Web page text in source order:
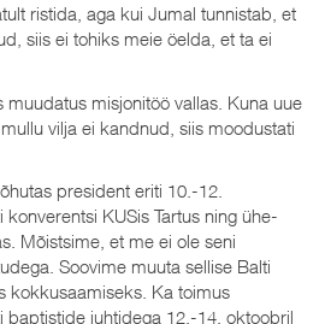
ristida, aga kui Jumal tunnistab, et
siis ei tohiks meie öelda, et ta ei
misjonitöö vallas. Kuna uue
vilja ei kandnud, siis moodustati
president eriti 10.-12.
KUSis Tartus ning ühe-
Mõistsime, et me ei ole seni
Soovime muuta sellise Balti
kokkusaamiseks. Ka toimus
baptistide juhtidega 12.-14. oktoobril